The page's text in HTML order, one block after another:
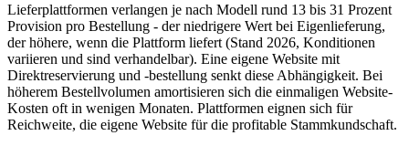
Lieferplattformen verlangen je nach Modell rund 13 bis 31 Prozent
Provision pro Bestellung - der niedrigere Wert bei Eigenlieferung,
der höhere, wenn die Plattform liefert (Stand 2026, Konditionen
variieren und sind verhandelbar). Eine eigene Website mit
Direktreservierung und -bestellung senkt diese Abhängigkeit. Bei
höherem Bestellvolumen amortisieren sich die einmaligen Website-
Kosten oft in wenigen Monaten. Plattformen eignen sich für
Reichweite, die eigene Website für die profitable Stammkundschaft.